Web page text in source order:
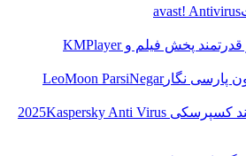
avast! Antivirus
قدرتمند پخش فیلم وKMPlayer
پارسی نگارLeoMoon ParsiNegar
کسپرسکی 2025 Kaspersky Anti Virus